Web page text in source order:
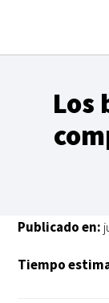
Los
Publicado en:
Tiempo